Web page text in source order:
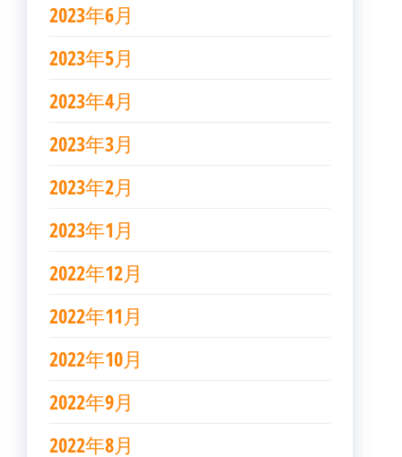
2023年6月
2023年5月
2023年4月
2023年3月
2023年2月
2023年1月
2022年12月
2022年11月
2022年10月
2022年9月
2022年8月